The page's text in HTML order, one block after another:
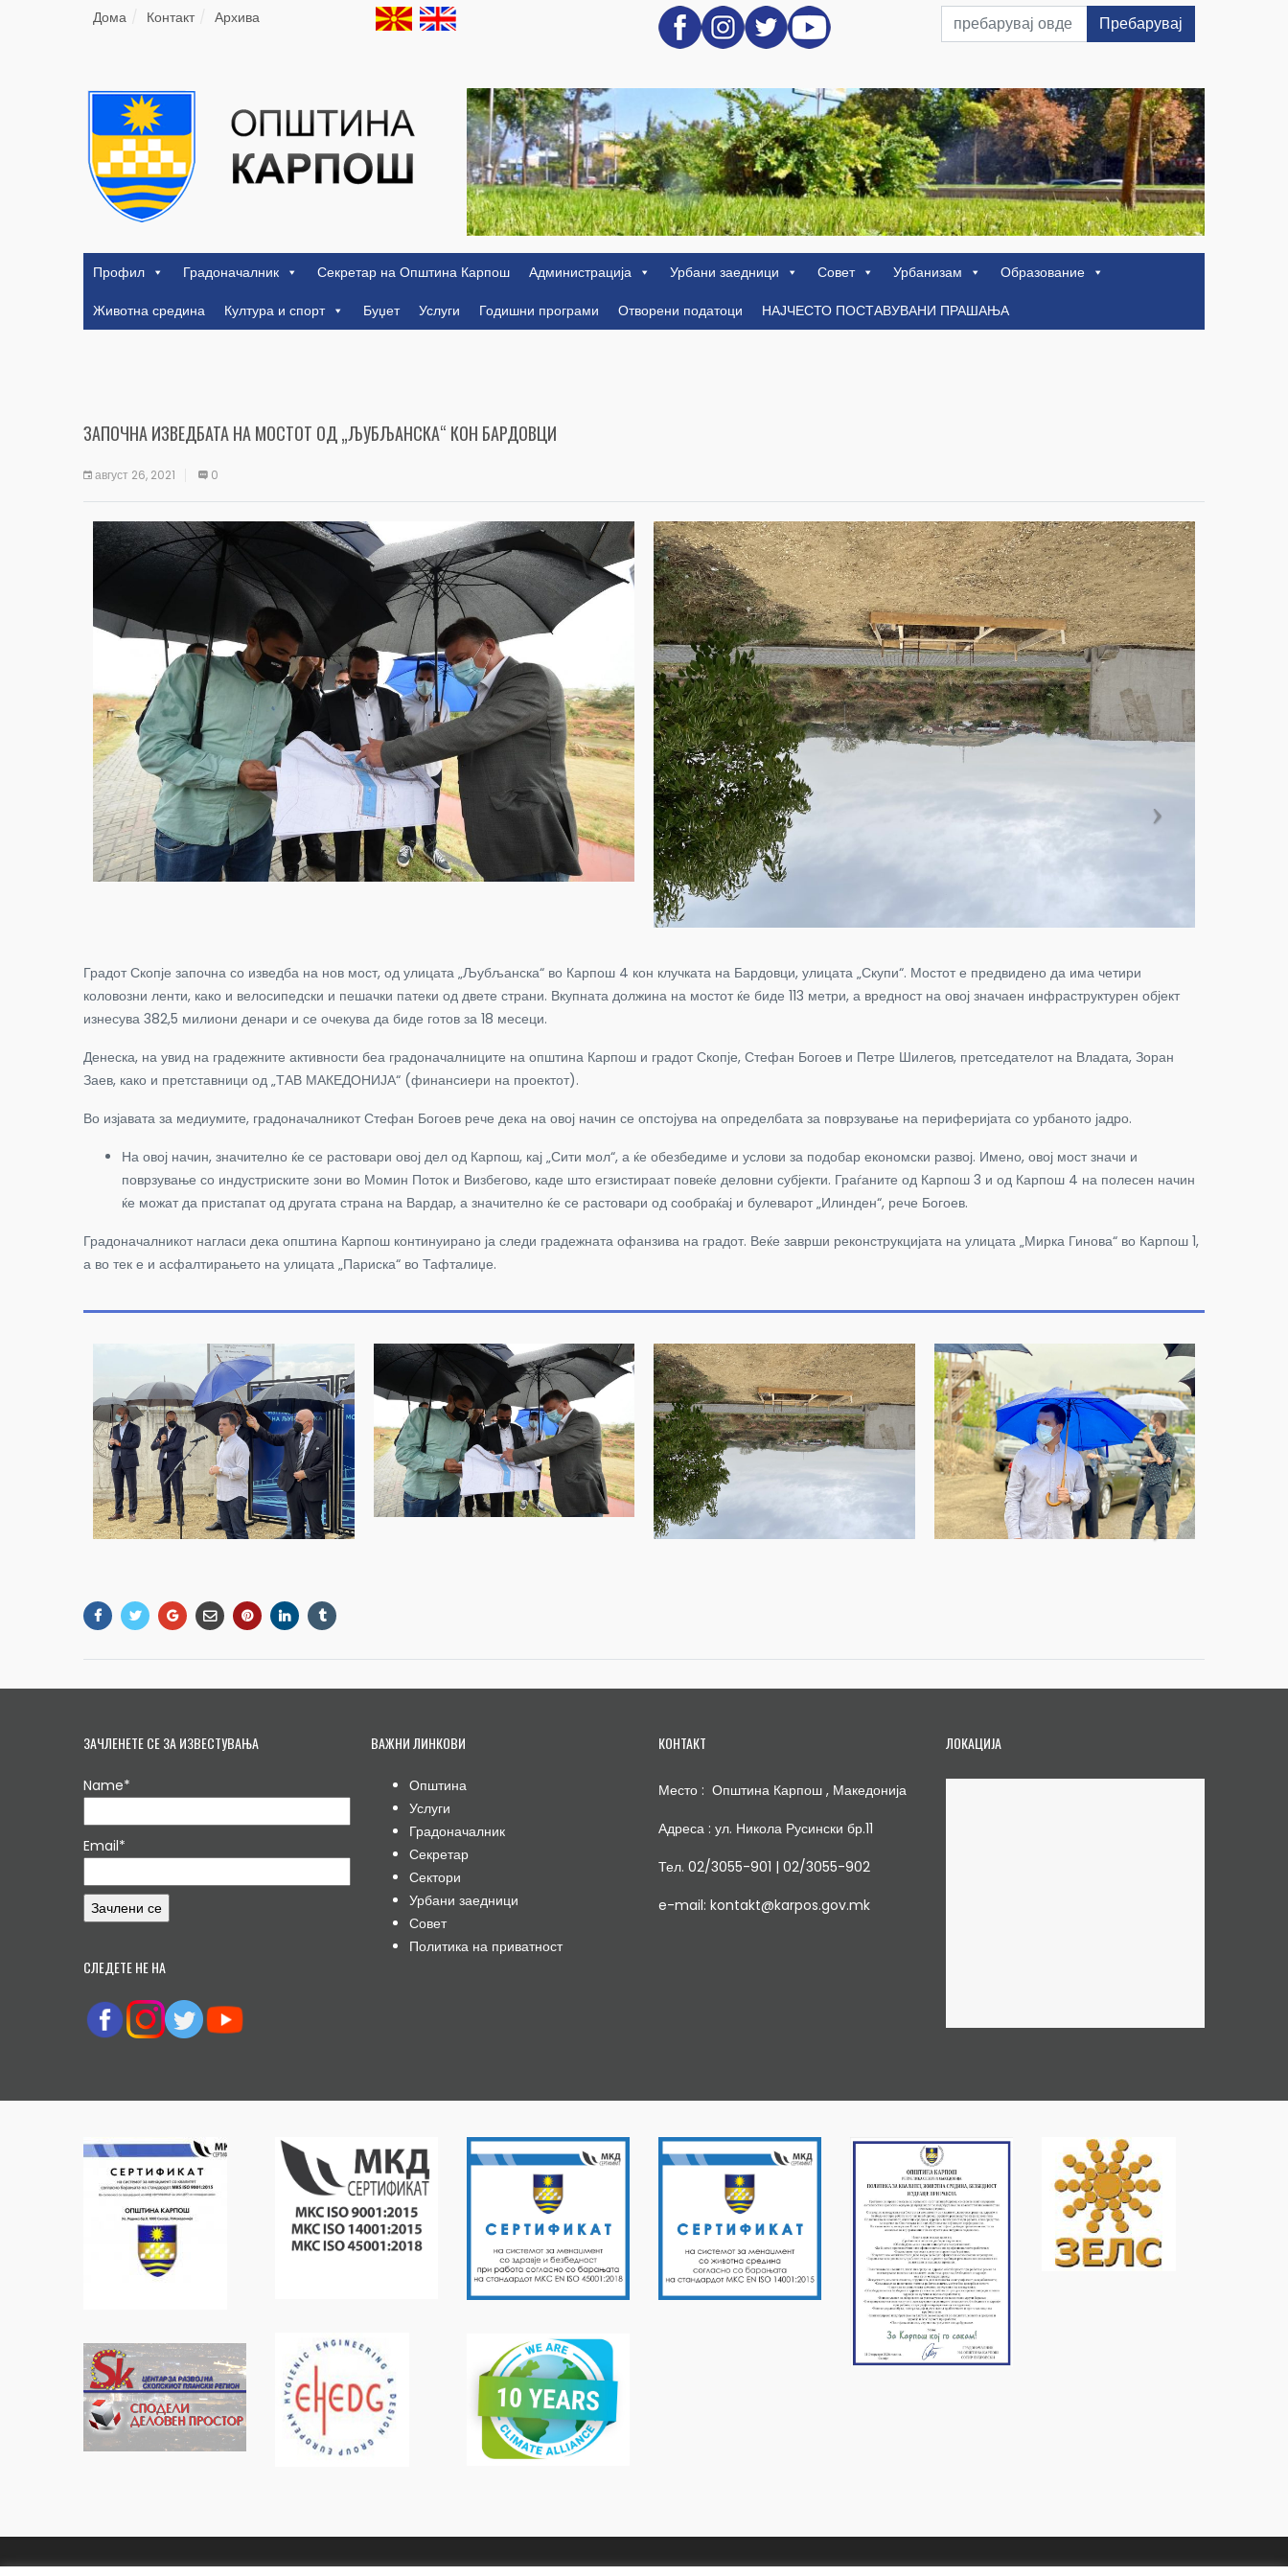
Дома Контакт Архива Пребарувај
Профил Градоначалник Секретар на Општина Карпош Администрација Урбани заедници Совет Урбанизам
Образование
Животна средина
Култура и спорт Буџет Услуги Годишни програми Отворени податоци НАЈЧЕСТО ПОСТАВУВАНИ ПРАШАЊА
ЗАПОЧНА ИЗВЕДБАТА НА МОСТОТ ОД „ЉУБЉАНСКА“ КОН БАРДОВЦИ
август 26, 2021 0
Градот Скопје започна со изведба на нов мост, од улицата „Љубљанска“ во Карпош 4 кон клучката на Бардовци, улицата „Скупи“. Мостот е предвидено да има четири
коловозни ленти, како и велосипедски и пешачки патеки од двете страни. Вкупната должина на мостот ќе биде 113 метри, а вредност на овој значаен инфраструктурен објект
изнесува 382,5 милиони денари и се очекува да биде готов за 18 месеци.
Денеска, на увид на градежните активности беа градоначалниците на општина Карпош и градот Скопје, Стефан Богоев и Петре Шилегов, претседателот на Владата, Зоран
Заев, како и претставници од „ТАВ МАКЕДОНИЈА“ (финансиери на проектот).
Во изјавата за медиумите, градоначалникот Стефан Богоев рече дека на овој начин се опстојува на определбата за поврзување на периферијата со урбаното јадро.
На овој начин, значително ќе се растовари овој дел од Карпош, кај „Сити мол“, а ќе обезбедиме и услови за подобар економски развој. Имено, овој мост значи и
поврзување со индустриските зони во Момин Поток и Визбегово, каде што егзистираат повеќе деловни субјекти. Граѓаните од Карпош 3 и од Карпош 4 на полесен начин
ќе можат да пристапат од другата страна на Вардар, а значително ќе се растовари од сообраќај и булеварот „Илинден“, рече Богоев.
Градоначалникот нагласи дека општина Карпош континуирано ја следи градежната офанзива на градот. Веќе заврши реконструкцијата на улицата „Мирка Гинова“ во Карпош 1,
а во тек е и асфалтирањето на улицата „Париска“ во Тафталиџе.
ЗАЧЛЕНЕТЕ СЕ ЗА ИЗВЕСТУВАЊА
Name*
Email*
СЛЕДЕТЕ НЕ НА
ВАЖНИ ЛИНКОВИ
Општина
Услуги
Градоначалник
Секретар
Сектори
Урбани заедници
Совет
Политика на приватност
КОНТАКТ
Место : Општина Карпош , Македонија
Адреса : ул. Никола Русински бр.11
Тел. 02/3055-901 | 02/3055-902
e-mail: kontakt@karpos.gov.mk
ЛОКАЦИЈА